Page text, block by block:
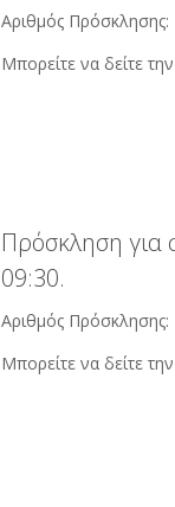
Αριθμός Πρόσκλησης:
Μπορείτε να δείτε
Πρόσκληση για
09:30.
Αριθμός Πρόσκλησης:
Μπορείτε να δείτε